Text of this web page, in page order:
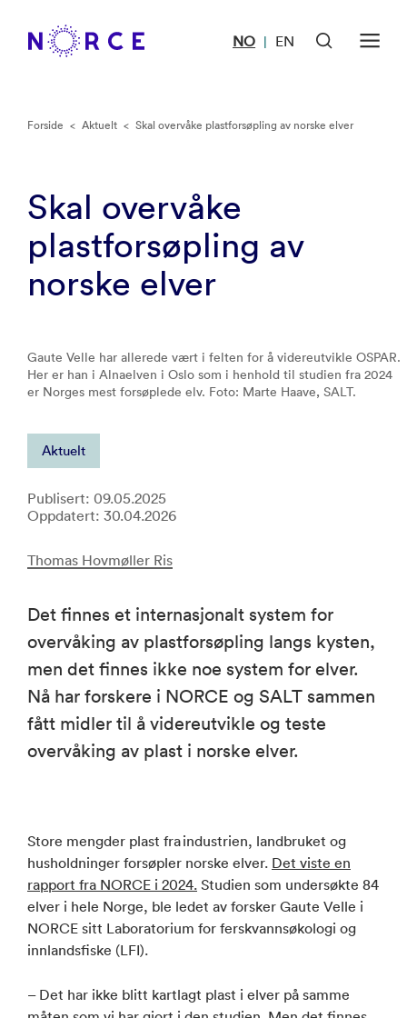
NO | EN
Forside < Aktuelt < Skal overvåke plastforsøpling av norske elver
Skal overvåke
plastforsøpling av
norske elver
Gaute Velle har allerede vært i felten for å videreutvikle OSPAR.
Her er han i Alnaelven i Oslo som i henhold til studien fra 2024
er Norges mest forsøplede elv. Foto: Marte Haave, SALT.
Aktuelt
Publisert: 09.05.2025
Oppdatert: 30.04.2026
Thomas Hovmøller Ris
Det finnes et internasjonalt system for
overvåking av plastforsøpling langs kysten,
men det finnes ikke noe system for elver.
Nå har forskere i NORCE og SALT sammen
fått midler til å videreutvikle og teste
overvåking av plast i norske elver.
Store mengder plast fra industrien, landbruket og
husholdninger forsøpler norske elver. Det viste en
rapport fra NORCE i 2024. Studien som undersøkte 84
elver i hele Norge, ble ledet av forsker Gaute Velle i
NORCE sitt Laboratorium for ferskvannsøkologi og
innlandsfiske (LFI).
– Det har ikke blitt kartlagt plast i elver på samme